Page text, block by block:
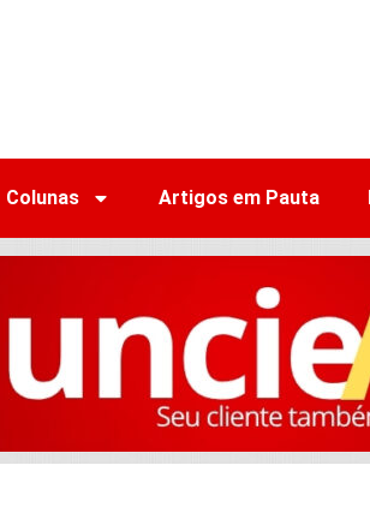
Colunas Artigos em Pauta